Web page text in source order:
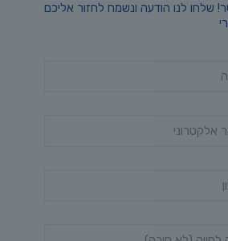
שלחו לנו הודעה ונשמח לחזור אליכם